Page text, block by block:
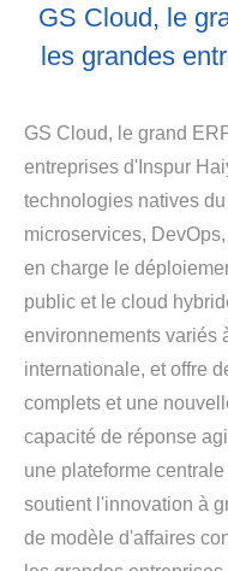
GS Cloud, le
les grandes
GS Cloud, le grand
entreprises d'Inspur
technologies natives
microservices,
en charge le
public et le cloud
environnements variés
internationale, et offre
complets et une
capacité de réponse
une plateforme
soutient l'innovation à
de modèle d'affaires